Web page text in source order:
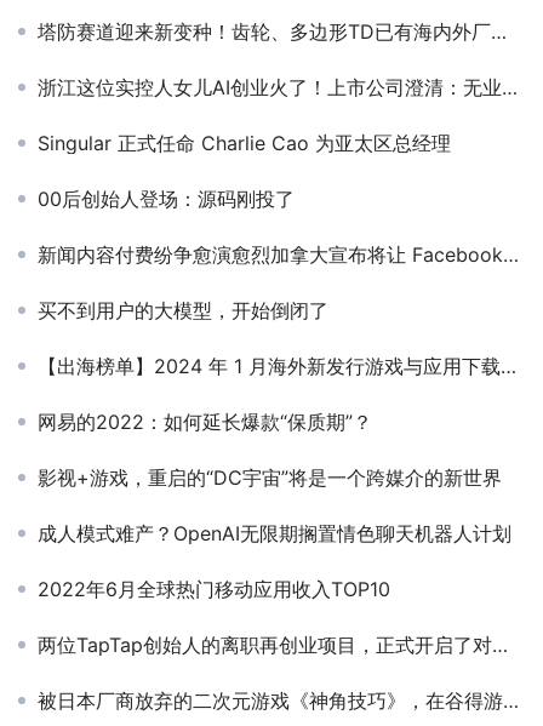
塔防赛道迎来新变种！齿轮、多边形TD已有海内外厂商跟进，或将掀起新风潮（上篇）
浙江这位实控人女儿AI创业火了！上市公司澄清：无业务往来
Singular 正式任命 Charlie Cao 为亚太区总经理
00后创始人登场：源码刚投了
新闻内容付费纷争愈演愈烈加拿大宣布将让 Facebook为新闻内容付费
买不到用户的大模型，开始倒闭了
【出海榜单】2024 年 1 月海外新发行游戏与应用下载榜单
网易的2022：如何延长爆款“保质期”？
影视+游戏，重启的“DC宇宙”将是一个跨媒介的新世界
成人模式难产？OpenAI无限期搁置情色聊天机器人计划
2022年6月全球热门移动应用收入TOP10
两位TapTap创始人的离职再创业项目，正式开启了对外测试
被日本厂商放弃的二次元游戏《神角技巧》，在谷得游戏接盘后斩获TapTap 9.1高分